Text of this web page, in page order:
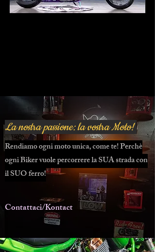
La nostra passione: la vostra Moto!
Rendiamo ogni moto unica, come te! Perchè
ogni Biker vuole percorrere la SUA strada con
il SUO ferro!
Contattaci/Kontact